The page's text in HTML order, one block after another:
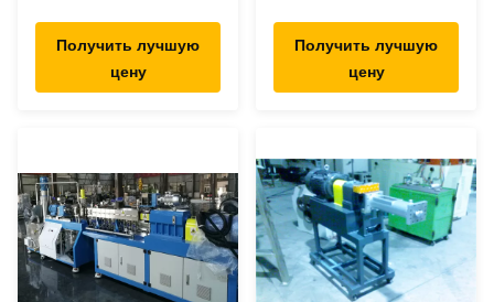
смешивая
штрангпресс для
АБС ПК ПА ПС ПЭ
Получить лучшую
цену
штрангпресс,
машину штранг-
прессования ПП/ПЭ
Получить лучшую
цену